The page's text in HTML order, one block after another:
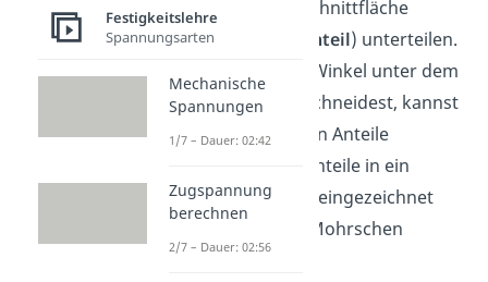
parallelen Teil zur Schnittfläche
(Schubspannungsanteil) unterteilen.
Abhängig von dem Winkel unter dem
du den Körper freischneidest, kannst
du die verschiedenen Anteile
bestimmen. Diese Anteile in ein
Koordinatensystem eingezeichnet
ergeben dann den Mohrschen
Spannungskreis.
Festigkeitslehre
Spannungsarten
Mechanische
Spannungen
1/7 – Dauer: 02:42
Zugspannung
berechnen
2/7 – Dauer: 02:56